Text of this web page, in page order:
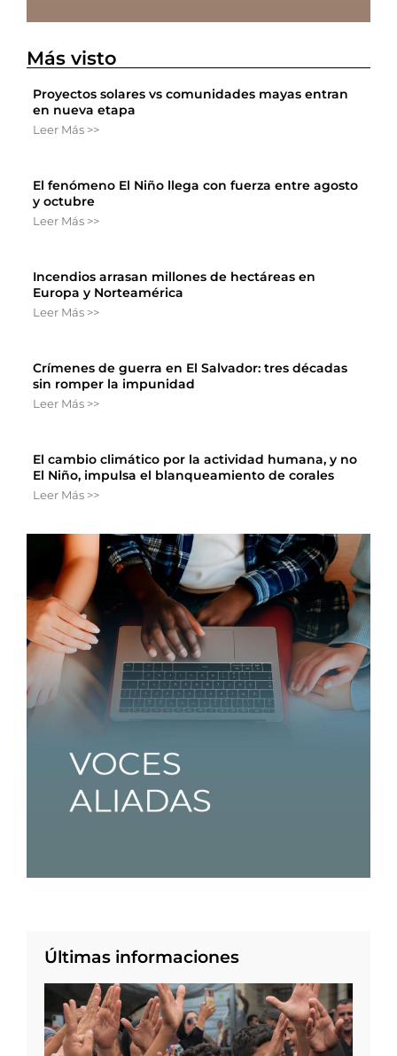
Más visto
Proyectos solares vs comunidades mayas entran
en nueva etapa
Leer Más >>
El fenómeno El Niño llega con fuerza entre agosto
y octubre
Leer Más >>
Incendios arrasan millones de hectáreas en
Europa y Norteamérica
Leer Más >>
Crímenes de guerra en El Salvador: tres décadas
sin romper la impunidad
Leer Más >>
El cambio climático por la actividad humana, y no
El Niño, impulsa el blanqueamiento de corales
Leer Más >>
Últimas informaciones